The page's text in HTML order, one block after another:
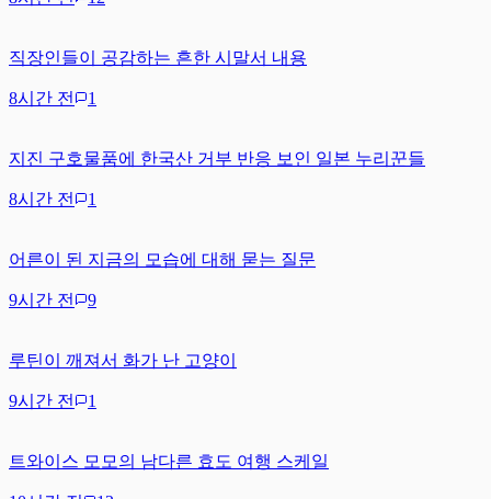
직장인들이 공감하는 흔한 시말서 내용
8시간 전 1
지진 구호물품에 한국산 거부 반응 보인 일본 누리꾼들
8시간 전 1
어른이 된 지금의 모습에 대해 묻는 질문
9시간 전 9
루틴이 깨져서 화가 난 고양이
9시간 전 1
트와이스 모모의 남다른 효도 여행 스케일